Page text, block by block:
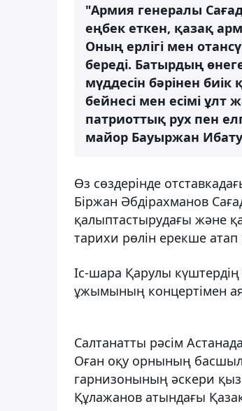
"Армия генералы
еңбек еткен, қазақ
Оның ерлігі мен
береді. Батырдың
мүддесін бәрінен
бейнесі мен есімі
патриоттық рух пен
майор Бауыржан
Өз сөздерінде
Біржан Әбдірахманов
қалыптастырудағы және
тарихи рөлін ерекше атап
Іс-шара Қарулы
ұжымының концертімен
Салтанатты рәсім
Оған оқу орнының
гарнизонының әскери
Құлажанов атындағы